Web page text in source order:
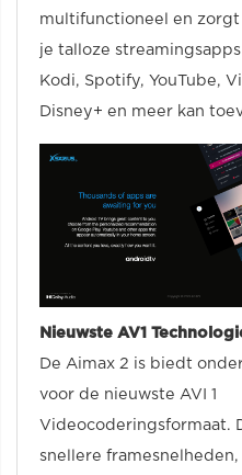
multifunctioneel en
je talloze
Kodi, Spotify, YouTube,
Disney+ en meer kan
Nieuwste AV1
De Aimax 2 is biedt
voor de nieuwste AVI 1
Videocoderingsformaat.
snellere framesnelheden,